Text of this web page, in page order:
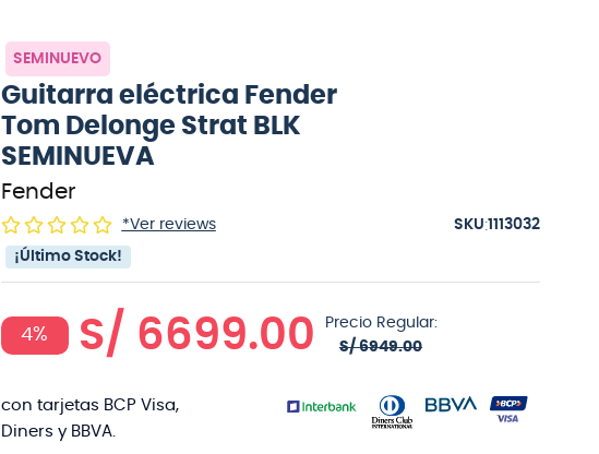
SEMINUEVO
Guitarra eléctrica Fender
Tom Delonge Strat BLK
SEMINUEVA
Fender
*Ver reviews :1113032
¡Último Stock!
4% S/ 6699.00
Precio Regular:
S/ 6949.00
con tarjetas BCP Visa,
Diners y BBVA.